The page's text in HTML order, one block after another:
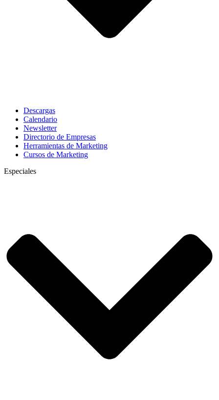
Descargas
Calendario
Newsletter
Directorio de Empresas
Herramientas de Marketing
Cursos de Marketing
Especiales